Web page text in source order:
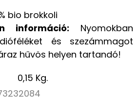
bio brokkoli
információ: Nyomokban
és szezámmagot
hűvös helyen tartandó!
0,15 Kg.